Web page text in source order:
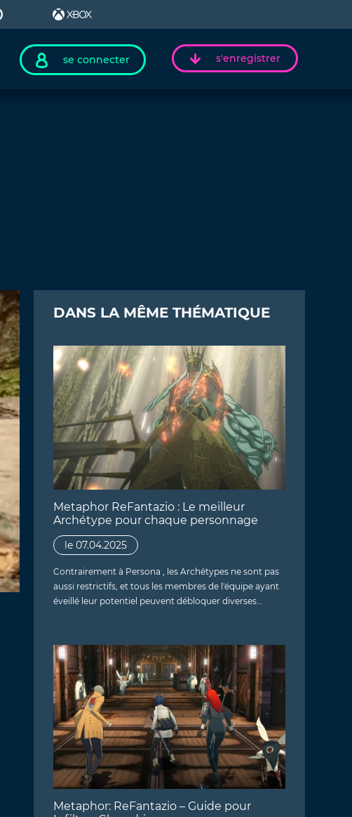
se connecter s'enregistrer
DANS LA MÊME THÉMATIQUE
Metaphor ReFantazio : Le meilleur
Archétype pour chaque personnage
le 07.04.2025
Contrairement à Persona , les Archétypes ne sont pas
aussi restrictifs, et tous les membres de l'équipe ayant
éveillé leur potentiel peuvent débloquer diverses…
Metaphor: ReFantazio – Guide pour